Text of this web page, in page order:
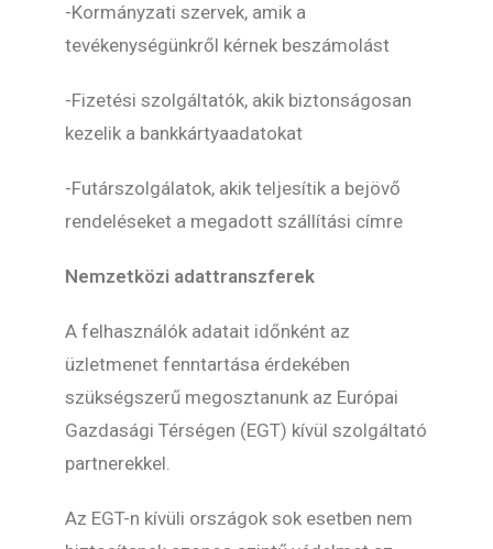
-Kormányzati szervek, amik a
tevékenységünkről kérnek beszámolást
-Fizetési szolgáltatók, akik biztonságosan
kezelik a bankkártyaadatokat
-Futárszolgálatok, akik teljesítik a bejövő
rendeléseket a megadott szállítási címre
Nemzetközi adattranszferek
A felhasználók adatait időnként az
üzletmenet fenntartása érdekében
szükségszerű megosztanunk az Európai
Gazdasági Térségen (EGT) kívül szolgáltató
partnerekkel.
Az EGT-n kívüli országok sok esetben nem